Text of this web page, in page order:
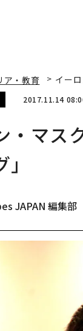
ア・教育 イー
2017.11.14
・マス
JAPAN 編集部